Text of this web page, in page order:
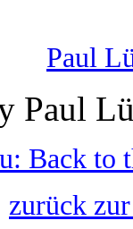
Paul
Paul
Back to
zurück